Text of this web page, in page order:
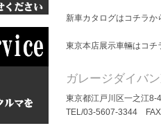
新車カタログはコチラ
東京本店展示車輛はコ
ガレージダイバ
東京都江戸川区一之江
TEL/03-5607-3344